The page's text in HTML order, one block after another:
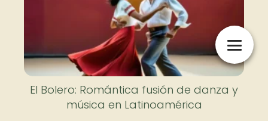
El Bolero: Romántica fusión de danza y
música en Latinoamérica